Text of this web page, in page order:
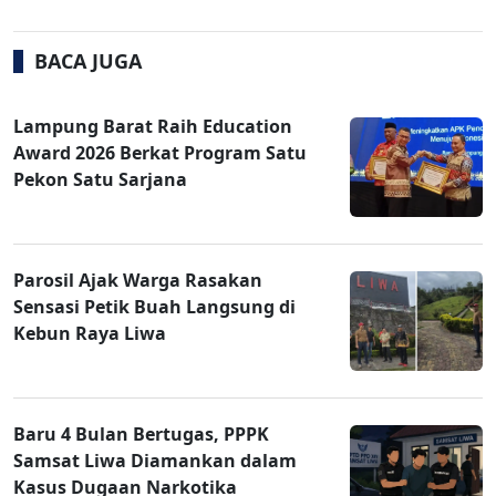
BACA JUGA
Lampung Barat Raih Education
Award 2026 Berkat Program Satu
Pekon Satu Sarjana
Parosil Ajak Warga Rasakan
Sensasi Petik Buah Langsung di
Kebun Raya Liwa
Baru 4 Bulan Bertugas, PPPK
Samsat Liwa Diamankan dalam
Kasus Dugaan Narkotika